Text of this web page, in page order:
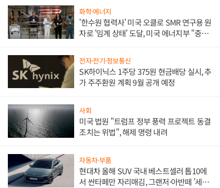
화학·에너지
'한수원 협력사' 미국 오클로 SMR 연구용 원
자로 '임계 상태' 도달, 미국 에너지부 "중요
전자·전기·정보통신
SK하이닉스 1주당 375원 현금배당 실시, 추
가 주주환원 계획 9월 공개 예정
사회
미국 법원 "트럼프 정부 풍력 프로젝트 동결
조치는 위법", 해제 명령 내려
자동차·부품
현대차 올해 SUV 국내 베스트셀러 톱10에
서 싼타페만 자리매김, 그랜저·아반떼 '세단